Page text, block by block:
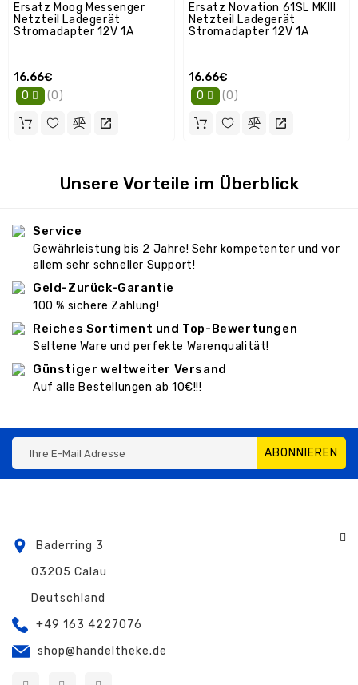
Ersatz Moog Messenger
Netzteil Ladegerät
Stromadapter 12V 1A
16.66€
0
(0)
Ersatz Novation 61SL MKIII
Netzteil Ladegerät
Stromadapter 12V 1A
16.66€
0
(0)
Unsere Vorteile im Überblick
Service
Gewährleistung bis 2 Jahre! Sehr kompetenter und vor
allem sehr schneller Support!
Geld-Zurück-Garantie
100 % sichere Zahlung!
Reiches Sortiment und Top-Bewertungen
Seltene Ware und perfekte Warenqualität!
Günstiger weltweiter Versand
Auf alle Bestellungen ab 10€!!!
ABONNIEREN
Baderring 3
03205 Calau
Deutschland
+49 163 4227076
shop@handeltheke.de